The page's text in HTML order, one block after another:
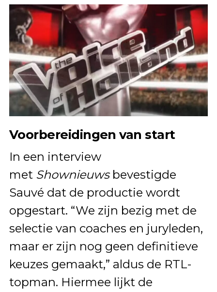
Voorbereidingen van start
In een interview
met Shownieuwsbevestigde
Sauvé dat de productie wordt
opgestart. “We zijn bezig met de
selectie van coaches en juryleden,
maar er zijn nog geen definitieve
keuzes gemaakt,” aldus de RTL-
topman. Hiermee lijkt de